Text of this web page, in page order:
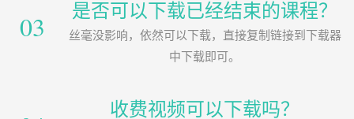
03 是否可以下载已经结束的课程？
丝毫没影响，依然可以下载，直接复制链接到下载器
中下载即可。
收费视频可以下载吗？